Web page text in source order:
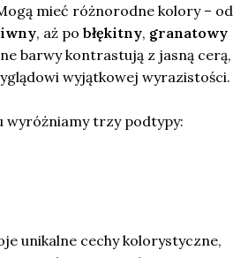
mieć różnorodne kolory – od
, aż po błękitny, granatowy
barwy kontrastują z jasną cerą,
wyjątkowej wyrazistości.
wyróżniamy trzy podtypy:
unikalne cechy kolorystyczne,